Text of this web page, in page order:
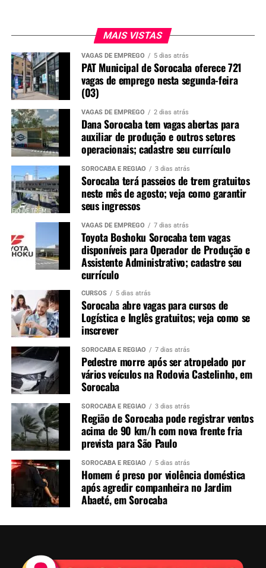
MAIS VISTAS
VAGAS DE EMPREGO 5 dias atrás
PAT Municipal de Sorocaba oferece 721
vagas de emprego nesta segunda-feira
(03)
VAGAS DE EMPREGO 2 dias atrás
Dana Sorocaba tem vagas abertas para
auxiliar de produção e outros setores
operacionais; cadastre seu currículo
SOROCABA E REGIÃO 3 dias atrás
Sorocaba terá passeios de trem gratuitos
neste mês de agosto; veja como garantir
seus ingressos
VAGAS DE EMPREGO 7 dias atrás
Toyota Boshoku Sorocaba tem vagas
disponíveis para Operador de Produção e
Assistente Administrativo; cadastre seu
currículo
CURSOS 5 dias atrás
Sorocaba abre vagas para cursos de
Logística e Inglês gratuitos; veja como se
inscrever
SOROCABA E REGIÃO 7 dias atrás
Pedestre morre após ser atropelado por
vários veículos na Rodovia Castelinho, em
Sorocaba
SOROCABA E REGIÃO 3 dias atrás
Região de Sorocaba pode registrar ventos
acima de 90 km/h com nova frente fria
prevista para São Paulo
SOROCABA E REGIÃO 5 dias atrás
Homem é preso por violência doméstica
após agredir companheira no Jardim
Abaeté, em Sorocaba